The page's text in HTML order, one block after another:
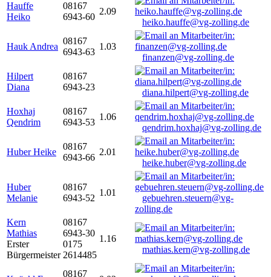
Hauffe
Heiko
08167
6943-60
2.09
heiko.hauffe@vg-zolling.de
Hauk Andrea
08167
6943-63
1.03
finanzen@vg-zolling.de
Hilpert
Diana
08167
6943-23
diana.hilpert@vg-zolling.de
Hoxhaj
Qendrim
08167
6943-53
1.06
qendrim.hoxhaj@vg-zolling.de
Huber Heike
08167
6943-66
2.01
heike.huber@vg-zolling.de
Huber
Melanie
08167
6943-52
1.01
gebuehren.steuern@vg-
zolling.de
Kern
Mathias
Erster
Bürgermeister
08167
6943-30
0175
2614485
1.16
mathias.kern@vg-zolling.de
08167